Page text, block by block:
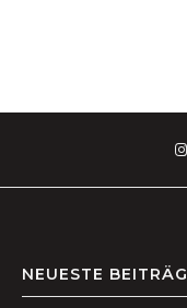
NEUESTE